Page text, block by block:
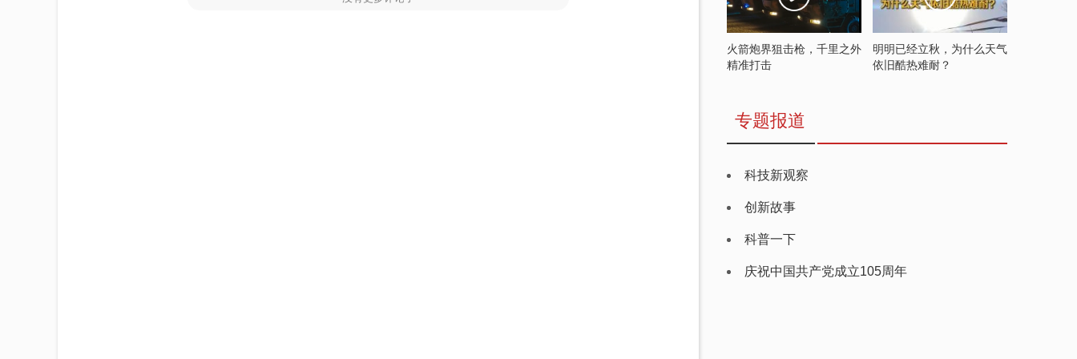
火箭炮界狙击枪，千里之外
精准打击
明明已经立秋，为什么天气
依旧酷热难耐？
专题报道
科技新观察
创新故事
科普一下
庆祝中国共产党成立105周年